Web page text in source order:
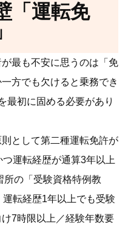
「運転免
最も不安に思うのは「免
方でも欠けると乗務でき
最初に固める必要があり
として第二種運転免許が
運転経歴が通算3年以上
所の「受験資格特例教
転経歴1年以上でも受験
7時限以上／経験年数要